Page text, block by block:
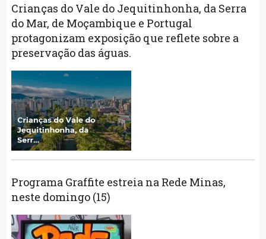
Crianças do Vale do Jequitinhonha, da Serra
do Mar, de Moçambique e Portugal
protagonizam exposição que reflete sobre a
preservação das águas.
Programa Graffite estreia na Rede Minas,
neste domingo (15)